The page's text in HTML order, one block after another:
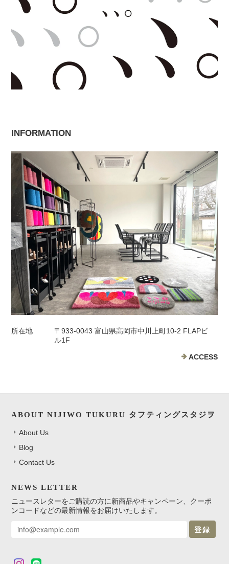
INFORMATION
所在地
〒933-0043 富山県高岡市中川上町10-2 FLAPビ
ル1F
ACCESS
ABOUT NIJIWO TUKURU タフティングスタジヲ
About Us
Blog
Contact Us
NEWS LETTER
ニュースレターをご購読の方に新商品やキャンペーン、クーポ
ンコードなどの最新情報をお届けいたします。
登録